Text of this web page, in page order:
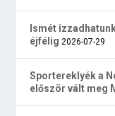
Ismét
éjfélig 2026-07-29
Sportereklyék a
először vált meg